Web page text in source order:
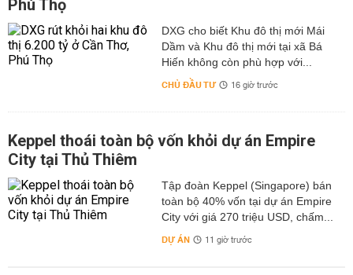
Phú Thọ
DXG cho biết Khu đô thị mới Mái
Dầm và Khu đô thị mới tại xã Bá
Hiến không còn phù hợp với...
CHỦ ĐẦU TƯ 16 giờ trước
Keppel thoái toàn bộ vốn khỏi dự án Empire
City tại Thủ Thiêm
Tập đoàn Keppel (Singapore) bán
toàn bộ 40% vốn tại dự án Empire
City với giá 270 triệu USD, chấm...
DỰ ÁN 11 giờ trước